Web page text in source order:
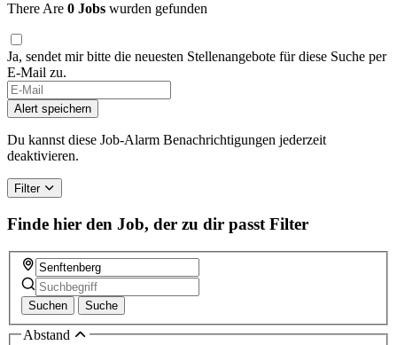
There Are 0 Jobs wurden gefunden
Ja, sendet mir bitte die neuesten Stellenangebote für diese Suche per
E-Mail zu.
Alert speichern
Du kannst diese Job-Alarm Benachrichtigungen jederzeit
deaktivieren.
Filter
Finde hier den Job, der zu dir passt Filter
Suchen Suche
Abstand